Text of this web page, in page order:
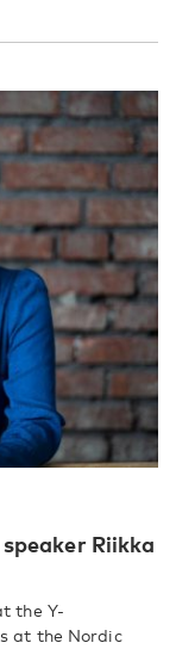
Riikka
the Y-
at the Nordic